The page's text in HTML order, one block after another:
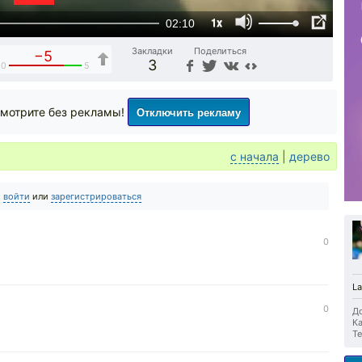
02:10 1x
−5
5
Закладки
3
Поделиться
без рекламы! Отключить рекламу
с начала дерево
войти или зарегистрироваться
0
0